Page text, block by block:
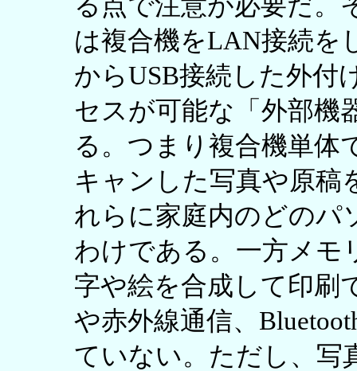
は複合機をLAN接続を
からUSB接続した外付
セスが可能な「外部機
る。つまり複合機単体
キャンした写真や原稿
れらに家庭内のどのパ
わけである。一方メモ
字や絵を合成して印刷
や赤外線通信、
ていない。ただし、写